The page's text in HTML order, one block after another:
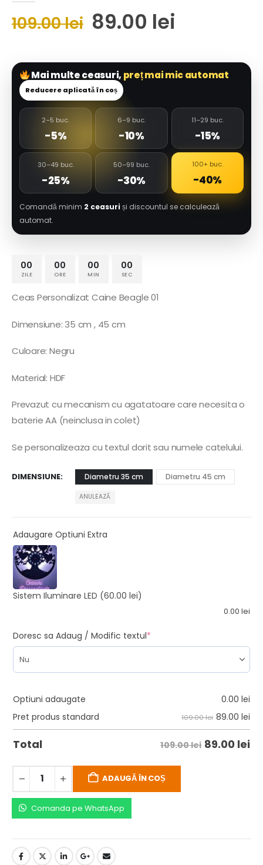
109.00lei 89.00 lei
Mai multe ceasuri, preț mai mic automat
Reducere aplicată în coș
2–5 buc.
-5%
6–9 buc.
-10%
11–29 buc.
-15%
30–49 buc.
-25%
50–99 buc.
-30%
100+ buc.
-40%
Comandă minim 2 ceasuri și discountul se calculează
automat.
00
ZILE
00
ORE
00
MIN
00
SEC
Ceas Personalizat Caine Beagle 01
Dimensiune: 35 cm , 45 cm
Culoare: Negru
Material: HDF
Prevazut cu mecanism cu agatatoare care necesita o
baterie AA (neinclusa in colet)
Se personalizeaza cu textul dorit sau numele catelului.
DIMENSIUNE Diametru 35 cm Diametru 45 cm
ANULEAZĂ
Adaugare Optiuni Extra
Sistem Iluminare LED (60.00 lei)
0.00 lei
Doresc sa Adaug / Modific textul*
Optiuni adaugate 0.00 lei
Pret produs standard
109.00 lei 89.00 lei
Total 109.00 lei 89.00 lei
ADAUGĂ ÎN COȘ
Comanda pe WhatsApp